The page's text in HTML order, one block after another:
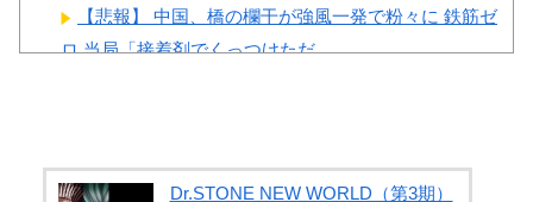
【悲報】 中国、橋の欄干が強風一発で粉々に 鉄筋ゼ
ロ 当局「接着剤でくっつけただ...
出しされ痙攣する姿が海外で話題に
Dr.STONE NEW WORLD（第3期）